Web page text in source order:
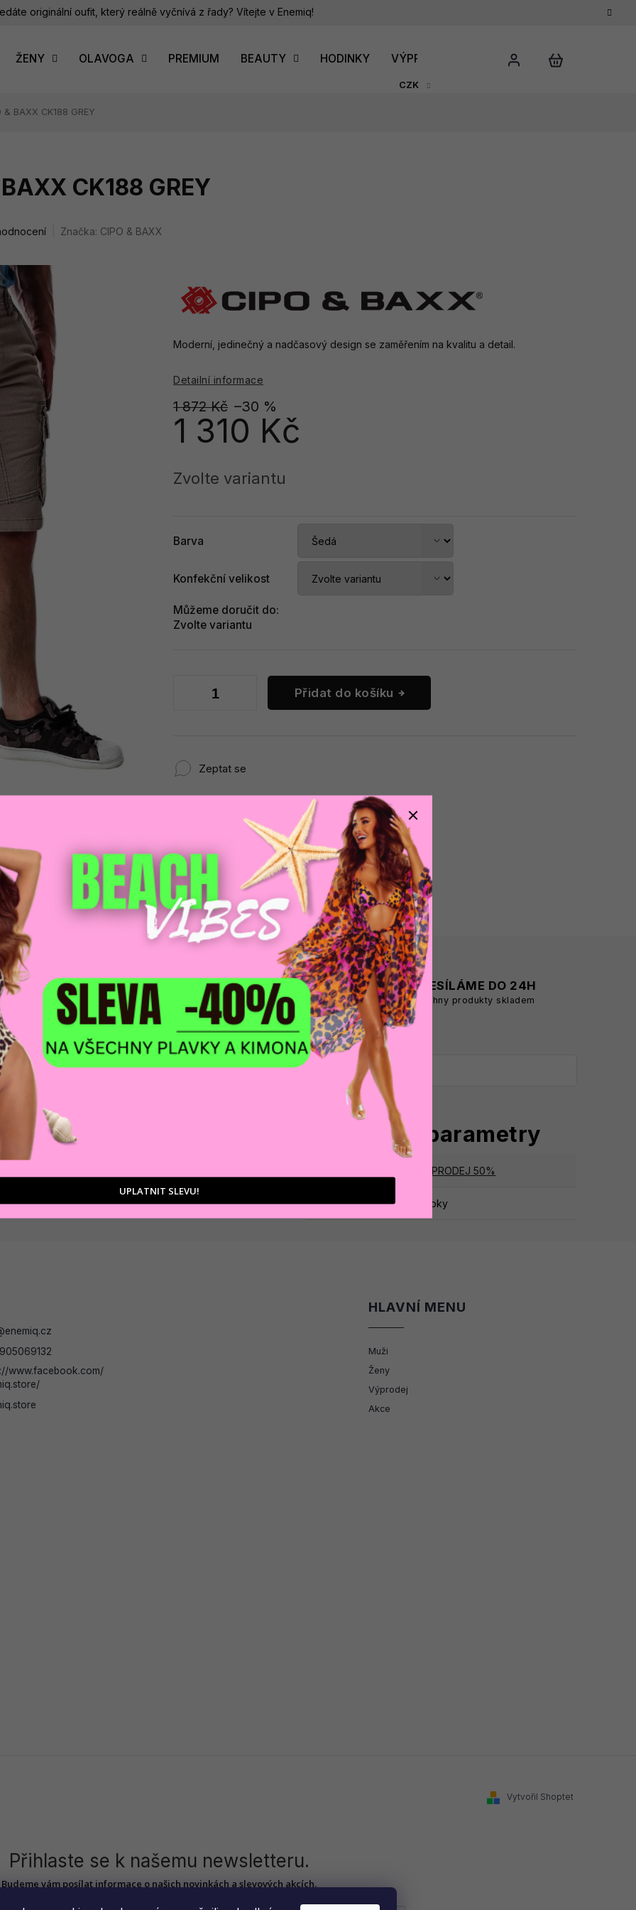
originální oufit, který reálně vyčnívá z řady? Vítejte v Enemiq!
CZK
ŽENY OLAVOGA PREMIUM BEAUTY HODINKY VÝPRODEJ DÁRKOVÝ POUKAZ
BAXX CK188 GREY
CK188 GREY
Značka: CIPO & BAXX
1 872 Kč –30 %
1 310 Kč
cena:
Zvolte variantu
Barva
Konfekční velikost
Můžeme doručit do:
Zvolte variantu
Přidat do košíku
Moderní, jedinečný a nadčasový design se zaměřením na kvalitu a detail.
Detailní informace
Zeptat se
VÁM
produktů
DOPRAVA ZDARMA
na adresu nebo pobočku
Zásilkovny
ODESÍLÁME DO 24H
všechny produkty skladem
Doplňkové parametry
VÝPRODEJ 50%
Záruka: 2 roky
enemiq.cz
www.facebook.com/
HLAVNÍ MENU
Muži
Ženy
Výprodej
Akce
Vytvořil Shoptet
Přihlaste se k našemu newsletteru.
Budeme vám posílat informace o našich novinkách a slevových akcích.
UPLATNIT SLEVU!